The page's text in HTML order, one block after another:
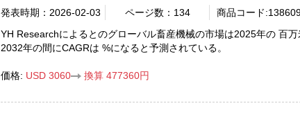
発表時期：2026-02-03
ページ数：134 商品コード
YH Researchによるとのグローバル畜産機械の市場は2025年の 百
2032年の間にCAGRは %になると予測されている。
価格: USD 3060 換算 477360円